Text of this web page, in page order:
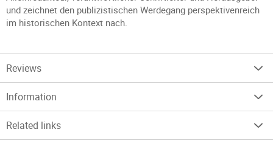
und zeichnet den publizistischen Werdegang perspektivenreich
im historischen Kontext nach.
Reviews
Information
Related links